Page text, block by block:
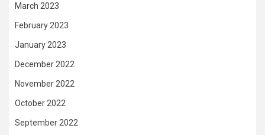
March 2023
February 2023
January 2023
December 2022
November 2022
October 2022
September 2022